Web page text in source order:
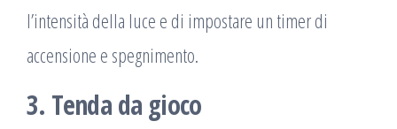
l’intensità della luce e di impostare un timer di
accensione e spegnimento.
3. Tenda da gioco